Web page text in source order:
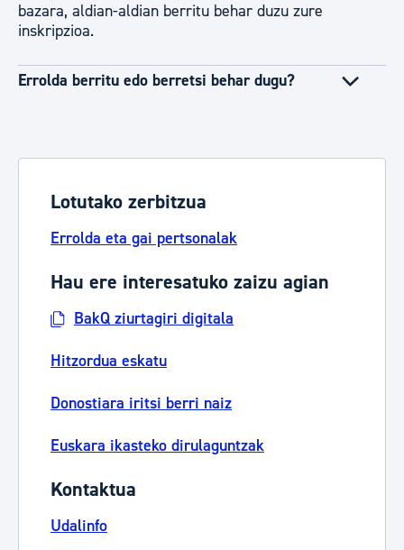
bazara, aldian-aldian berritu behar duzu zure
inskripzioa.
Errolda berritu edo berretsi behar dugu?
Lotutako zerbitzua
Errolda eta gai pertsonalak
Hau ere interesatuko zaizu agian
BakQ ziurtagiri digitala
Hitzordua eskatu
Donostiara iritsi berri naiz
Euskara ikasteko dirulaguntzak
Kontaktua
Udalinfo